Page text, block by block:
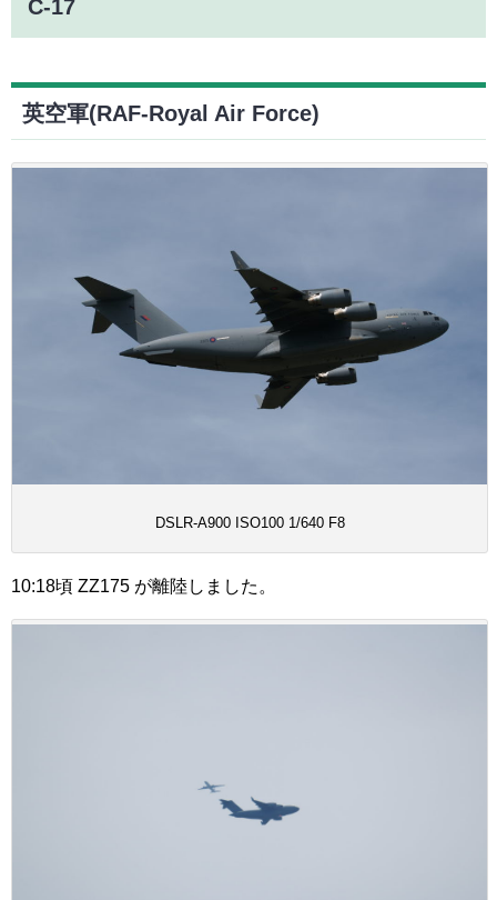
C-17
英空軍(RAF-Royal Air Force)
DSLR-A900 ISO100 1/640 F8
10:18頃 ZZ175 が離陸しました。